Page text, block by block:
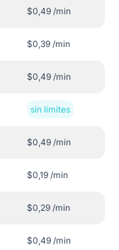
$0,49 /min
$0,39 /min
$0,49 /min
sin límites
$0,49 /min
$0,19 /min
$0,29 /min
$0,49 /min